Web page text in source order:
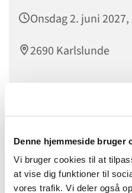
Denne hjemmeside bruger
Vi bruger cookies til at
at vise dig funktioner til
vores trafik. Vi deler også
Onsdag 2. juni
2690 Karlslunde
Onsdagstræfer et levende
kaffebord og hyggeligt
opstår. Udover kaffe og
spændende og let
Bibelen, eller vi hører en